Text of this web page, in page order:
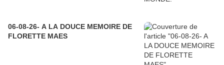
06-08-26- A LA DOUCE MEMOIRE DE
FLORETTE MAES